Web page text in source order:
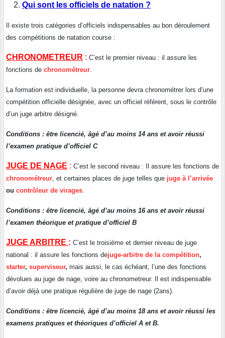
Qui sont les officiels de natation ?
Il existe trois catégories d’officiels indispensables au bon déroulement
des compétitions de natation course :
CHRONOMETREUR : C’est le premier niveau : il assure les
fonctions de chronométreur.
La formation est individuelle, la personne devra chronométrer lors d’une
compétition officielle désignée, avec un officiel référent, sous le contrôle
d’un juge arbitre désigné.
Conditions : être licencié, âgé d’au moins 14 ans et avoir réussi
l’examen pratique d’officiel C
JUGE DE NAGE : C’est le second niveau : Il assure les fonctions de
chronométreur, et certaines places de juge telles que juge à l’arrivée
ou contrôleur de virages.
Conditions : être licencié, âgé d’au moins 16 ans et avoir réussi
l’examen théorique et pratique d’officiel B
JUGE ARBITRE : C’est le troisième et dernier niveau de juge
national : il assure les fonctions dejuge-arbitre de la compétition,
starter, superviseur, mais aussi, le cas échéant, l’une des fonctions
dévolues au juge de nage, voire au chronometreur. Il est indispensable
d’avoir déjà une pratique régulière de juge de nage (2ans).
Conditions : être licencié, âgé d’au moins 18 ans et avoir réussi les
examens pratiques et théoriques d’officiel A et B.